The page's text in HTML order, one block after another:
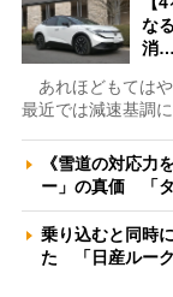
な
消…
あれほどもてはや
最近では減速基調
《雪道の対応力
ー」の真価 「
乗り込むと同時
た 「日産ルー